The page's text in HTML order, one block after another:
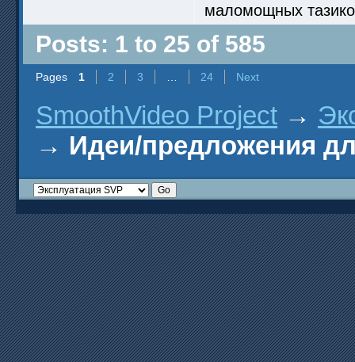
маломощных
Posts: 1 to 25 of 585
Pages 1 2 3 24 Next
SmoothVideo Project →
→ Идеи/предложения